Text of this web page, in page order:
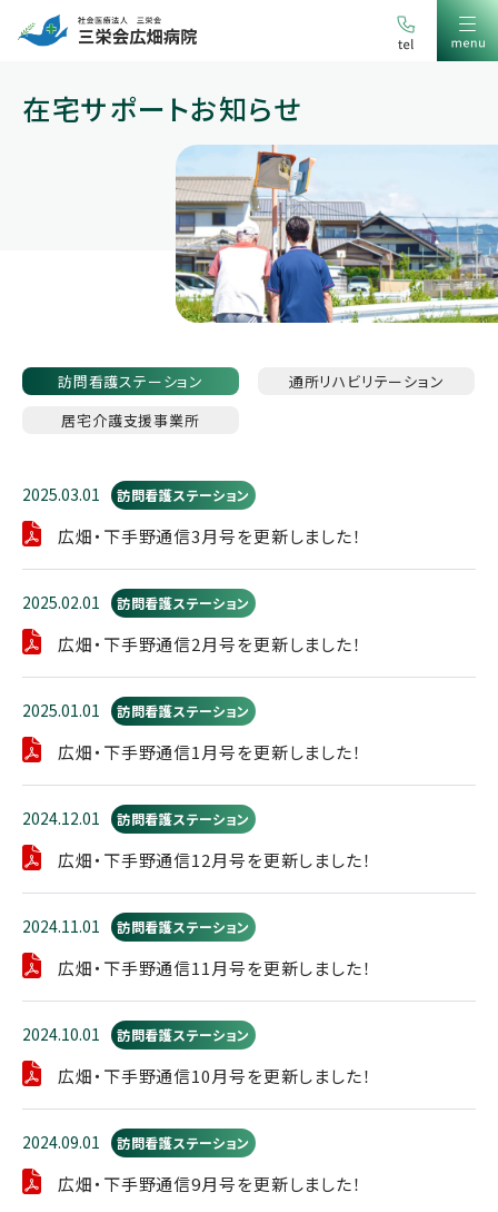
在宅サポートお知らせ
訪問看護ステーション 通所リハビリテーション
居宅介護支援事業所
2025.03.01 訪問看護ステーション
広畑・下手野通信3月号を更新しました！
2025.02.01 訪問看護ステーション
広畑・下手野通信2月号を更新しました！
2025.01.01 訪問看護ステーション
広畑・下手野通信1月号を更新しました！
2024.12.01 訪問看護ステーション
広畑・下手野通信12月号を更新しました！
2024.11.01 訪問看護ステーション
広畑・下手野通信11月号を更新しました！
2024.10.01 訪問看護ステーション
広畑・下手野通信10月号を更新しました！
2024.09.01 訪問看護ステーション
広畑・下手野通信9月号を更新しました！